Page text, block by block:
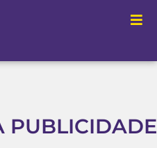
PUBLICIDADE